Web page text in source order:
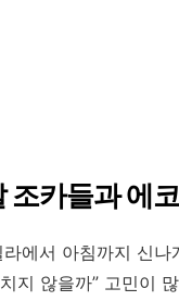
조카들과 에
에서 아침까지 신
지 않을까” 고민이